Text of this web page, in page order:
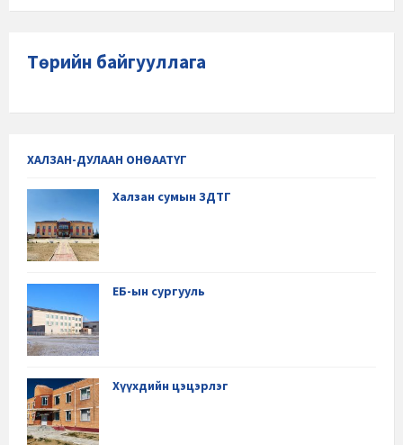
Төрийн байгууллага
ХАЛЗАН-ДУЛААН ОНӨААТҮГ
Халзан сумын ЗДТГ
ЕБ-ын сургууль
Хүүхдийн цэцэрлэг